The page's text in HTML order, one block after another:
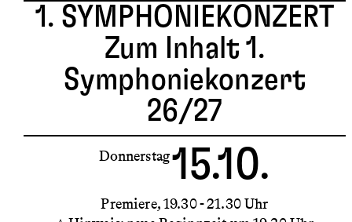
1. SYMPHONIEKONZERT
Zum Inhalt 1.
Symphoniekonzert
26/27
Donnerstag15.10.
Premiere 19.30 - 21.30 Uhr